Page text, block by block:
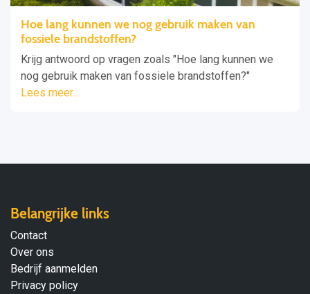
Hoe lang kunnen we nog gebruik maken van
fossiele brandstoffen?
Krijg antwoord op vragen zoals "Hoe lang kunnen we
nog gebruik maken van fossiele brandstoffen?"
Lees meer...
Belangrijke links
Contact
Over ons
Bedrijf aanmelden
Privacy policy